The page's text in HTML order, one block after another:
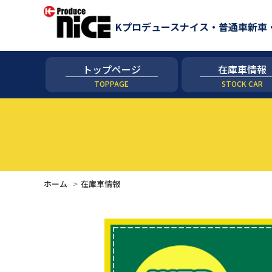
Kプロデュースナイス・普通車新車
トップページ
TOPPAGE
在庫車情報
STOCK CAR
ホーム 在庫車情報